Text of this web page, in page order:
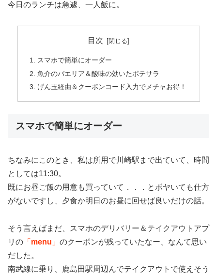
今日のランチは急遽、一人飯に。
目次
スマホで簡単にオーダー
魚介のパエリア＆酸味の効いたポテサラ
げん玉経由＆クーポンコード入力でメチャお得！
スマホで簡単にオーダー
ちなみにこのとき、私は所用で川崎駅まで出ていて、時間
としては11:30。
既にお昼ご飯の用意も買っていて．．．とボヤいても仕方
がないですし、夕食か明日のお昼に回せば良いだけの話。
そう言えばまだ、スマホのデリバリー＆テイクアウトアプ
リの 「 menu 」 のクーポンが残っていたなー、なんて思い
だした。
南武線に乗り、鹿島田駅周辺んでテイクアウトで使えそう